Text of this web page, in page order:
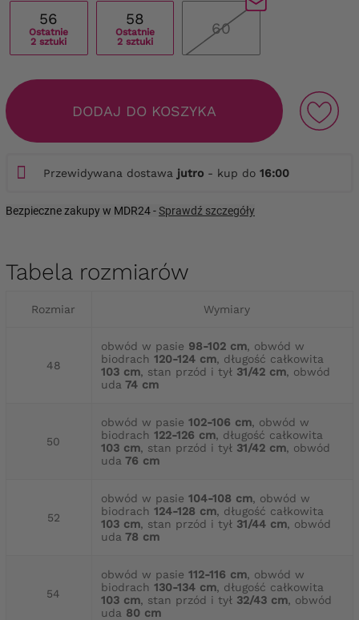
56
Ostatnie
2 sztuki
58
Ostatnie
2 sztuki
60
DODAJ DO KOSZYKA
Przewidywana dostawa jutro - kup do 16:00
Bezpieczne zakupy w MDR24 -Sprawdź szczegóły
Tabela rozmiarów
Rozmiar Wymiary
48
obwód w pasie 98-102 cm, obwód w
biodrach 120-124 cm, długość całkowita
103 cm, stan przód i tył 31/42 cm, obwód
uda 74 cm
50
obwód w pasie 102-106 cm, obwód w
biodrach 122-126 cm, długość całkowita
103 cm, stan przód i tył 31/42 cm, obwód
uda 76 cm
52
obwód w pasie 104-108 cm, obwód w
biodrach 124-128 cm, długość całkowita
103 cm, stan przód i tył 31/44 cm, obwód
uda 78 cm
54
obwód w pasie 112-116 cm, obwód w
biodrach 130-134 cm, długość całkowita
103 cm, stan przód i tył 32/43 cm, obwód
uda 80 cm